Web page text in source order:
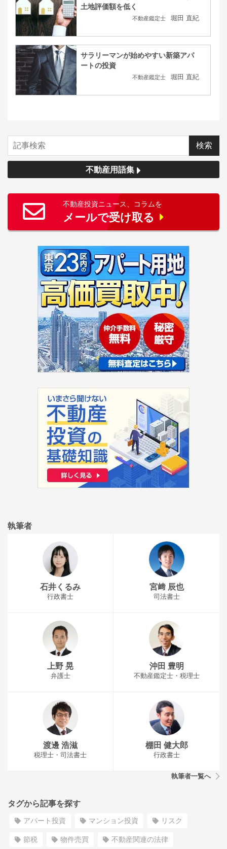
土地評価額を低く
不動産鑑定士 堀田 直紀
サラリーマンが始めやすい新築アパ
ートの投資
不動産鑑定士 堀田 直紀
不動産用語集
不動産投資ニュース、コラムを
メールで受け取る
執筆者
石井くるみ
行政書士
宮﨑 辰也
司法書士
上野 晃
弁護士
沖田 豊明
不動産鑑定士・税理士
渡邊 浩滋
税理士・司法書士
棚田 健大郎
行政書士
執筆者一覧へ
タグから記事を探す
アパート投資 マンション投資 リスク
節税 物件売買 不動産関連の法律